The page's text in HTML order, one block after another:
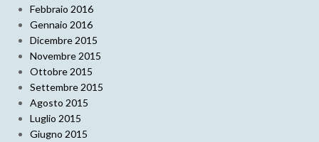
Febbraio 2016
Gennaio 2016
Dicembre 2015
Novembre 2015
Ottobre 2015
Settembre 2015
Agosto 2015
Luglio 2015
Giugno 2015